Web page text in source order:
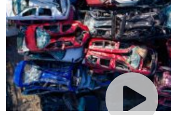
נוסף, לפיו נפגע תאונת
עם תביעתו חוות דעת של
לשם הוכחת מגבלותיו
וצרכיו הרפואיים, זאת להבדיל
מומחים אלה ימונו על ידי
ובכפוף לכללים הקבועים